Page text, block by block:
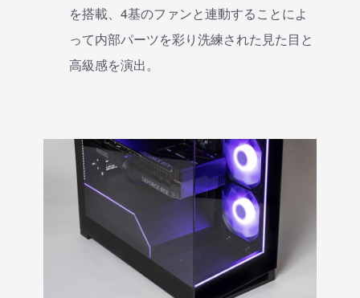
を搭載、4基のファンと連動することによ
って内部パーツを彩り洗練された見た目と
高級感を演出。